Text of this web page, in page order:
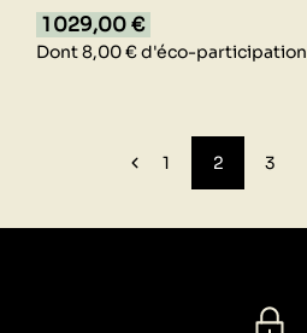
1 029,00 €
Dont 8,00 € d'éco-participation
1 2 3